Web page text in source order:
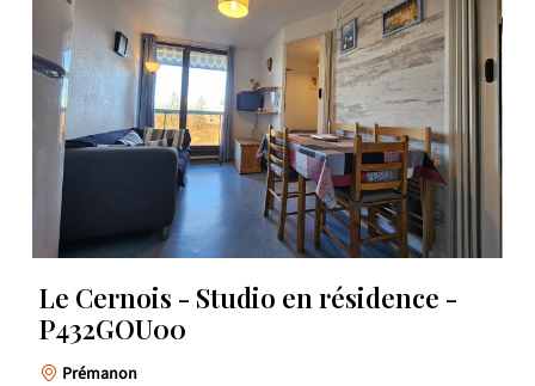
Le Cernois - Studio en résidence -
P432GOU00
Prémanon